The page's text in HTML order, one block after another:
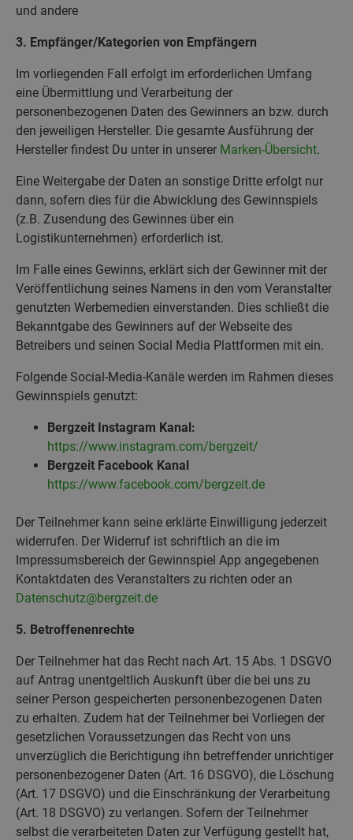
und andere
3. Empfänger/Kategorien von Empfängern
Im vorliegenden Fall erfolgt im erforderlichen Umfang
eine Übermittlung und Verarbeitung der
personenbezogenen Daten des Gewinners an bzw. durch
den jeweiligen Hersteller. Die gesamte Ausführung der
Hersteller findest Du unter in unserer Marken-Übersicht.
Eine Weitergabe der Daten an sonstige Dritte erfolgt nur
dann, sofern dies für die Abwicklung des Gewinnspiels
(z.B. Zusendung des Gewinnes über ein
Logistikunternehmen) erforderlich ist.
Im Falle eines Gewinns, erklärt sich der Gewinner mit der
Veröffentlichung seines Namens in den vom Veranstalter
genutzten Werbemedien einverstanden. Dies schließt die
Bekanntgabe des Gewinners auf der Webseite des
Betreibers und seinen Social Media Plattformen mit ein.
Folgende Social-Media-Kanäle werden im Rahmen dieses
Gewinnspiels genutzt:
Bergzeit Instagram Kanal:
https://www.instagram.com/bergzeit/
Bergzeit Facebook Kanal
https://www.facebook.com/bergzeit.de
Der Teilnehmer kann seine erklärte Einwilligung jederzeit
widerrufen. Der Widerruf ist schriftlich an die im
Impressumsbereich der Gewinnspiel App angegebenen
Kontaktdaten des Veranstalters zu richten oder an
Datenschutz@bergzeit.de
5. Betroffenenrechte
Der Teilnehmer hat das Recht nach Art. 15 Abs. 1 DSGVO
auf Antrag unentgeltlich Auskunft über die bei uns zu
seiner Person gespeicherten personenbezogenen Daten
zu erhalten. Zudem hat der Teilnehmer bei Vorliegen der
gesetzlichen Voraussetzungen das Recht von uns
unverzüglich die Berichtigung ihn betreffender unrichtiger
personenbezogener Daten (Art. 16 DSGVO), die Löschung
(Art. 17 DSGVO) und die Einschränkung der Verarbeitung
(Art. 18 DSGVO) zu verlangen. Sofern der Teilnehmer
selbst die verarbeiteten Daten zur Verfügung gestellt hat,